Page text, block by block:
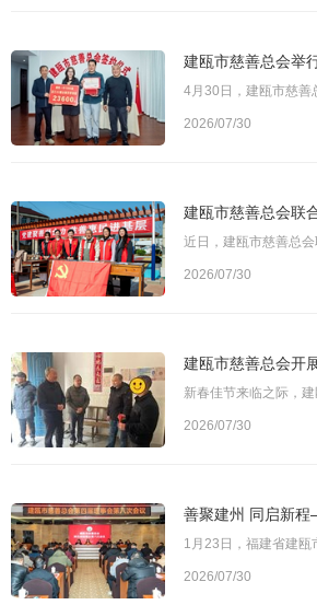
2026/07/30
2026/07/30
2026/07/30
2026/07/30